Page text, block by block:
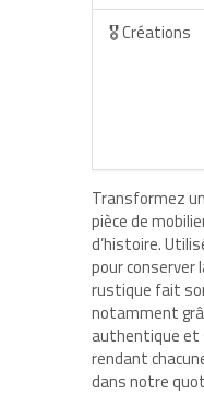
🎖 Créations
Transformez
pièce de
d’histoire.
pour conserver
rustique fait
notamment
authentique et
rendant
dans notre